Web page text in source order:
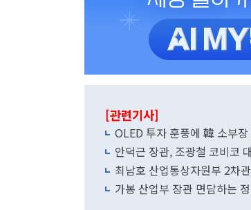
[관련기사]
OLED 투자 훈풍에 韓 소부
안덕근 장관, 조광철
최남호 산업통상자원부 2차
가봉 산업부 장관 면담하는